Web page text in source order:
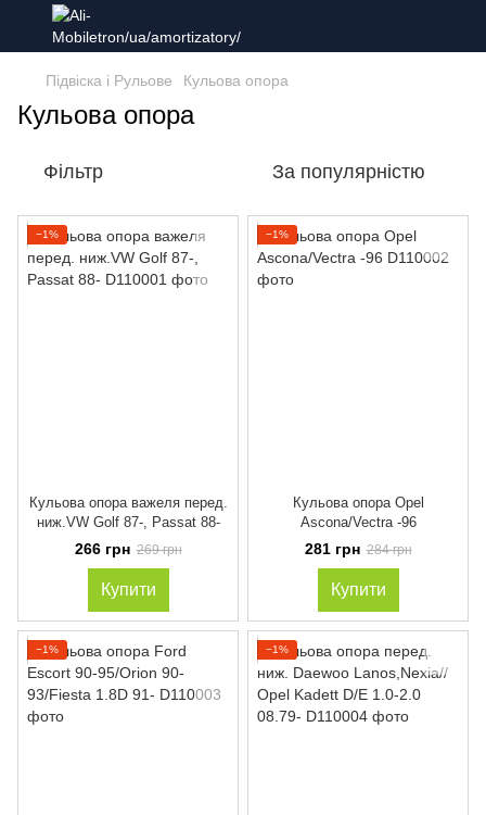
Підвіска і Рульове Кульова опора
Кульова опора
Фільтр За популярністю
−1%
Кульова опора важеля перед.
ниж.VW Golf 87-, Passat 88-
266 грн 269 грн
Купити
−1%
Кульова опора Opel
Ascona/Vectra -96
281 грн 284 грн
Купити
−1% −1%